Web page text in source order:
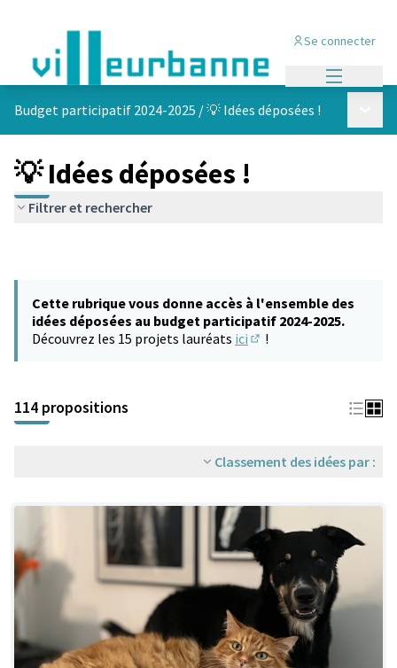
Se connecter
Budget participatif 2024-2025 /💡 Idées déposées !
💡 Idées déposées !
Filtrer et rechercher
Cette rubrique vous donne accès à l'ensemble des
idées déposées au budget participatif 2024-2025.
Découvrez les 15 projets lauréats ici !
114 propositions
Classement des idées par :